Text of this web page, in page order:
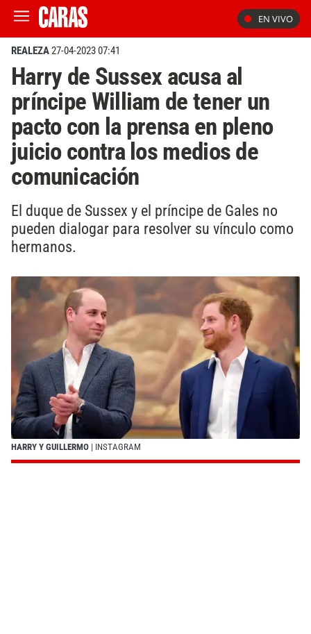
EN VIVO
REALEZA27-04-2023 07:41
Harry de Sussex acusa al
príncipe William de tener un
pacto con la prensa en pleno
juicio contra los medios de
comunicación
El duque de Sussex y el príncipe de Gales no
pueden dialogar para resolver su vínculo como
hermanos.
HARRY Y GUILLERMO | INSTAGRAM